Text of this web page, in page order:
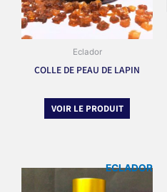
Eclador
COLLE DE PEAU DE LAPIN
VOIR LE PRODUIT
ECLADOR